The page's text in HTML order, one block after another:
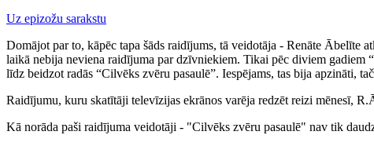
Uz epizožu sarakstu
Domājot par to, kāpēc tapa šāds raidījums, tā veidotāja - Renāte Ābelīte
laikā nebija neviena raidījuma par dzīvniekiem. Tikai pēc diviem gadiem
līdz beidzot radās “Cilvēks zvēru pasaulē”. Iespējams, tas bija apzināti,
Raidījumu, kuru skatītāji televīzijas ekrānos varēja redzēt reizi mēnesī,
Kā norāda paši raidījuma veidotāji - "Cilvēks zvēru pasaulē" nav tik